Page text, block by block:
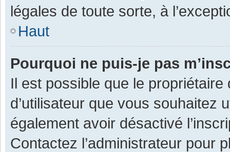
légales de toute sorte, à
Haut
Pourquoi ne puis-je pas
Il est possible que le
d’utilisateur que vous souhaitez
également avoir désactivé
Contactez l’administrateur pour